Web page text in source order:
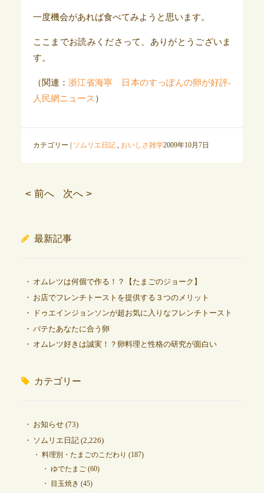
一度機会があれば食べてみようと思います。
ここまでお読みくださって、ありがとうございま
す。
（関連：浙江省海寧 日本のすっぽんの卵が好評-
人民網ニュース ）
カテゴリー | ソムリエ日記, おいしさ雑学2009年10月7日
< 前へ 次へ >
最新記事
オムレツは何個で作る！？【たまごのジョーク】
お店でフレンチトーストを提供する３つのメリット
ドゥエインジョンソンが超お気に入りなフレンチトースト
バテたあなたに合う卵
オムレツ好きは誠実！？卵料理と性格の研究が面白い
カテゴリー
お知らせ(73)
ソムリエ日記(2,226)
料理別・たまごのこだわり (187)
ゆでたまご(60)
目玉焼き (45)